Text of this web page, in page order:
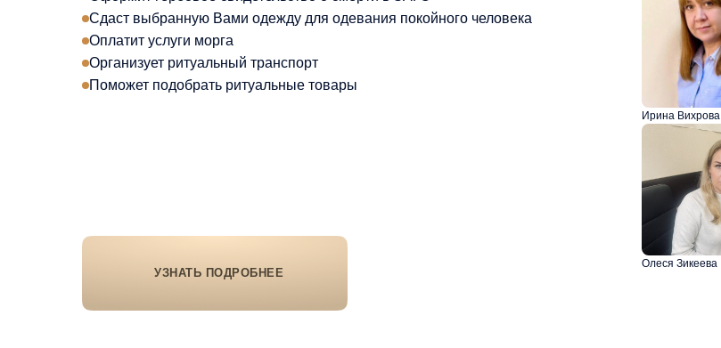
УЗНАТЬ ПОДРОБНЕЕ
Сдаст выбранную Вами одежду для одевания покойного человека
Оплатит услуги морга
Организует ритуальный транспорт
Поможет подобрать ритуальные товары
Ирина Вихрова
Олеся Зикеева